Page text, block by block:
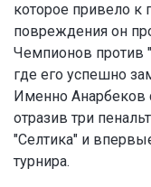
которое привело к
повреждения он
Чемпионов против
где его успешно
Именно Анарбеков
отразив три
"Селтика" и
турнира.